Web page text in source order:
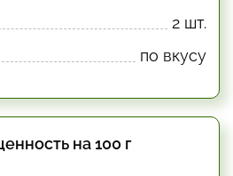
2 шт.
по вкусу
на 100 г